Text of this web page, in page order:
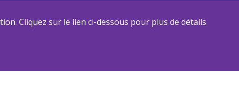
Cliquez sur le lien ci-dessous pour plus de détails.